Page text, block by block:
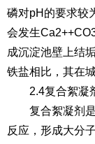
磷对pH的要求较
会发生
成沉淀池壁上结
铁盐相比，其在
2.4复合絮凝
复合絮凝剂
反应，形成大分